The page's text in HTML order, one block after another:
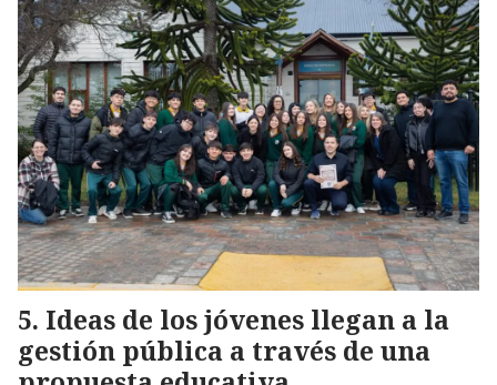
Ideas de los jóvenes llegan a la
gestión pública a través de una